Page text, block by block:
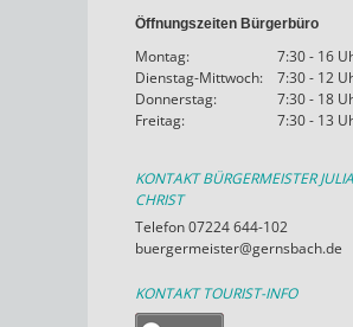
Öffnungszeiten Bürgerbüro
Montag:
7:30 - 16
Dienstag-Mittwoch:
7:30 - 12
Donnerstag:
7:30 - 18
Freitag:
7:30 - 13
KONTAKT BÜRGERMEISTER
CHRIST
Telefon 07224 644-102
buergermeister@gernsbach.de
KONTAKT TOURIST-INFO